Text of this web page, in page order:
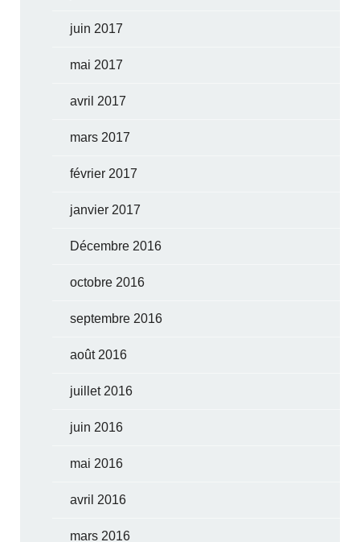
juin 2017
mai 2017
avril 2017
mars 2017
février 2017
janvier 2017
Décembre 2016
octobre 2016
septembre 2016
août 2016
juillet 2016
juin 2016
mai 2016
avril 2016
mars 2016